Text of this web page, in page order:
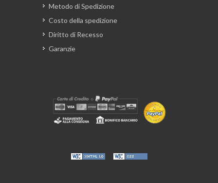
Metodo di Spedizione
Costo della spedizione
Diritto di Recesso
Garanzie